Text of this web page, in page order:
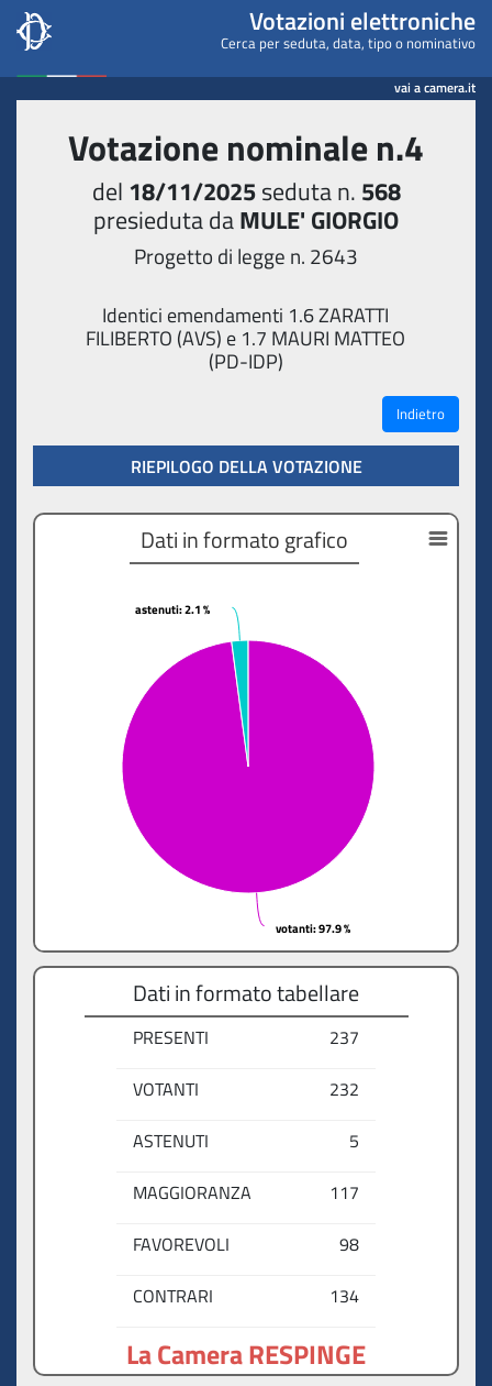
Camera dei deputati -
Votazioni elettroniche
Cerca per seduta, data, tipo o nominativo
vai a camera.it
Votazione nominale n.4
del 18/11/2025seduta n. 568
presieduta daMULE' GIORGIO
Progetto di legge n. 2643
Identici emendamenti 1.6 ZARATTI
FILIBERTO (AVS) e 1.7 MAURI MATTEO
(PD-IDP)
Indietro
RIEPILOGO DELLA VOTAZIONE
votanti: 97.9 %
votanti: 97.9 %
astenuti: 2.1 %
astenuti: 2.1 %
Dati in formato grafico
Dati in formato tabellare
PRESENTI
237
VOTANTI
232
ASTENUTI
5
MAGGIORANZA
117
FAVOREVOLI
98
CONTRARI
134
La Camera RESPINGE